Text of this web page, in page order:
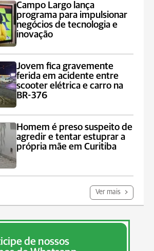
Campo Largo lança
programa para impulsionar
negócios de tecnologia e
inovação
Jovem fica gravemente
ferida em acidente entre
scooter elétrica e carro na
BR-376
Homem é preso suspeito de
agredir e tentar estuprar a
própria mãe em Curitiba
Ver mais
de nossos